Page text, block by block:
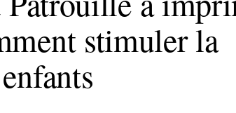
stimuler la